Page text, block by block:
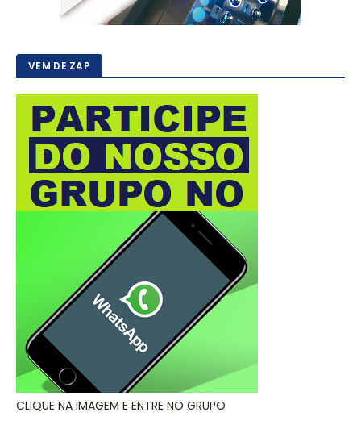
VEM DE ZAP
CLIQUE NA IMAGEM E ENTRE NO GRUPO